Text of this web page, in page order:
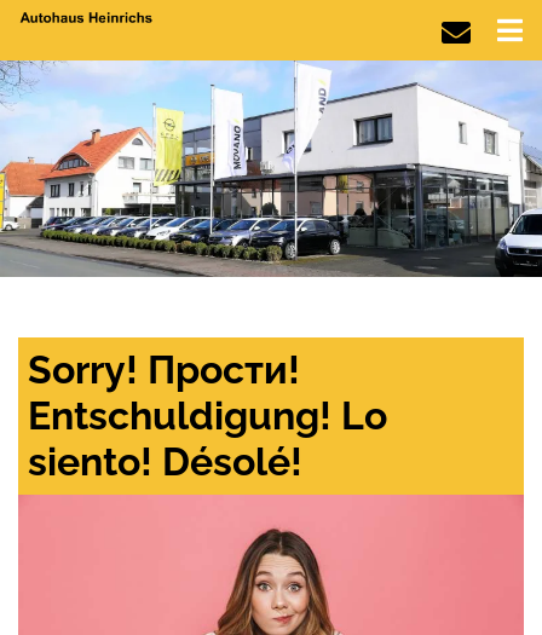
Sorry! Прости!
Entschuldigung! Lo
siento! Désolé!